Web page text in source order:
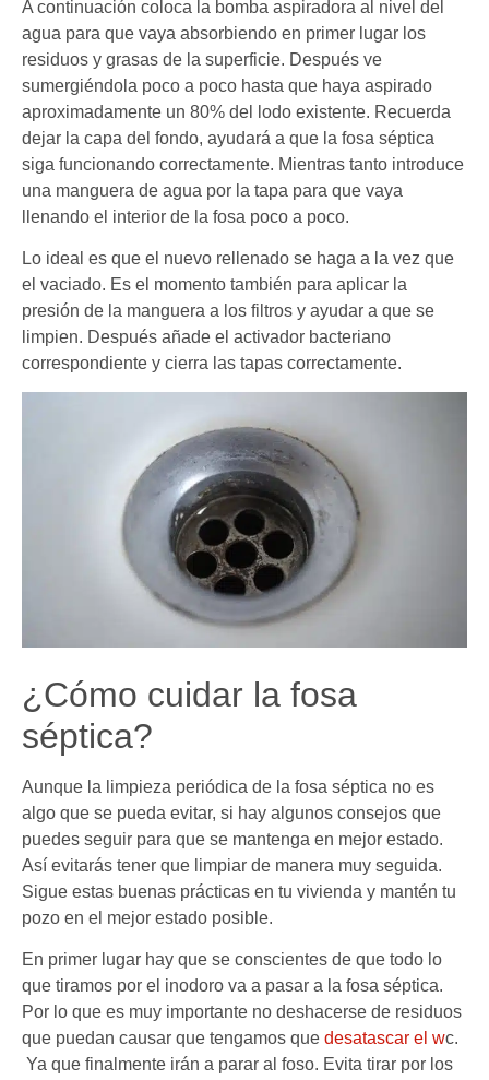
A continuación coloca la bomba aspiradora al nivel del
agua para que vaya absorbiendo en primer lugar los
residuos y grasas de la superficie. Después ve
sumergiéndola poco a poco hasta que haya aspirado
aproximadamente un 80% del lodo existente. Recuerda
dejar la capa del fondo, ayudará a que la fosa séptica
siga funcionando correctamente. Mientras tanto introduce
una manguera de agua por la tapa para que vaya
llenando el interior de la fosa poco a poco.
Lo ideal es que el nuevo rellenado se haga a la vez que
el vaciado. Es el momento también para aplicar la
presión de la manguera a los filtros y ayudar a que se
limpien. Después añade el activador bacteriano
correspondiente y cierra las tapas correctamente.
¿Cómo cuidar la fosa
séptica?
Aunque la limpieza periódica de la fosa séptica no es
algo que se pueda evitar, si hay algunos consejos que
puedes seguir para que se mantenga en mejor estado.
Así evitarás tener que limpiar de manera muy seguida.
Sigue estas buenas prácticas en tu vivienda y mantén tu
pozo en el mejor estado posible.
En primer lugar hay que se conscientes de que todo lo
que tiramos por el inodoro va a pasar a la fosa séptica.
Por lo que es muy importante no deshacerse de residuos
que puedan causar que tengamos que desatascar el wc.
Ya que finalmente irán a parar al foso. Evita tirar por los